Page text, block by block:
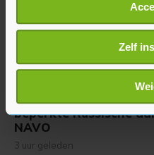
Informatie
locatie, die tot een
Uw apparaat
scannen op specifieke
Lees meer over hoe uw
verwerkt en stel uw
U kunt uw toestemming op
intrekken in de
Zelf
Doden en gewonden
schietpartij op Thaise
WSJ: VS houden
beperkte Russische
NAVO
3 uur geleden